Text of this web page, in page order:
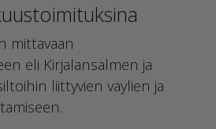
mittavaan
eli Kirjalansalmen ja
liittyvien väylien ja